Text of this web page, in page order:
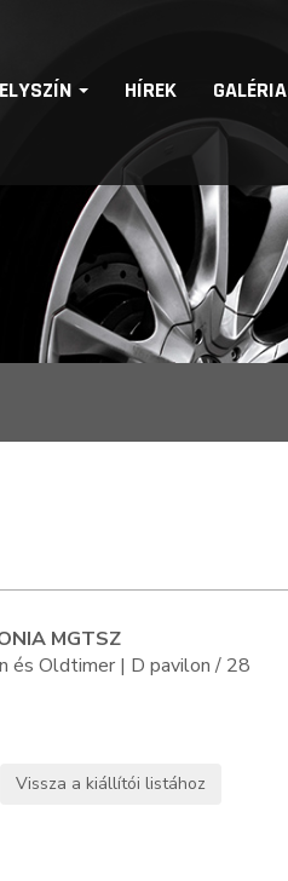
HÍREK GALÉRIA
MGTSZ
és Oldtimer | D pavilon / 28